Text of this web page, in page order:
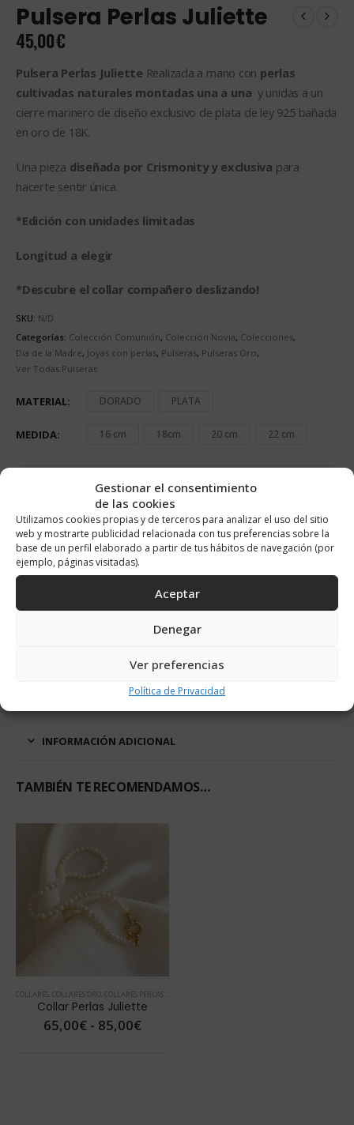
Gestionar el consentimiento
de las cookies
Utilizamos cookies propias y de terceros para analizar el uso del sitio
web y mostrarte publicidad relacionada con tus preferencias sobre la
base de un perfil elaborado a partir de tus hábitos de navegación (por
ejemplo, páginas visitadas).
Aceptar
Denegar
Ver preferencias
Política de Privacidad
Pulsera Perlas Juliette
45,00€
Pulsera Perlas Juliette Realizada a mano con perlas
cultivadas naturales montadas una a una y unidas a un
cierre marinero de diseño exclusivo de plata de ley 925 bañada
en oro de 18K.
Una pieza diseñada por Crismonity y exclusiva para
hacerte sentir única.
*Edición con unidades limitadas
Longitud a elegir
*Descubre el collar compañero deslizando!
SKU: N/D
Categorías: Colección Comunión, Colección Novia, Colecciones,
Día de la Madre, Joyas con perlas, Pulseras, Pulseras Oro,
Ver Todas Pulseras
MATERIAL DORADO PLATA
MEDIDA 16 cm 18cm 20 cm 22 cm
AÑADIR AL CARRITO
Alternative:
Con cierre marinero de plata de primera ley bañada en oro de
INFORMACIÓN ADICIONAL
TAMBIÉN TE RECOMENDAMOS…
COLLARES COLLARES ORO COLLARES PERLAS
Collar Perlas Juliette
65,00€ - 85,00€Rango